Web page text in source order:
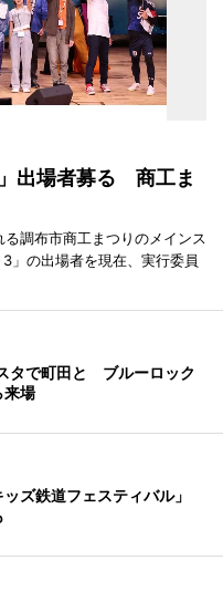
出場者募る 商工ま
調布市商工まつりのメインス
」の出場者を現在、実行委員
タで町田と ブルーロック
来場
ッズ鉄道フェスティバル」